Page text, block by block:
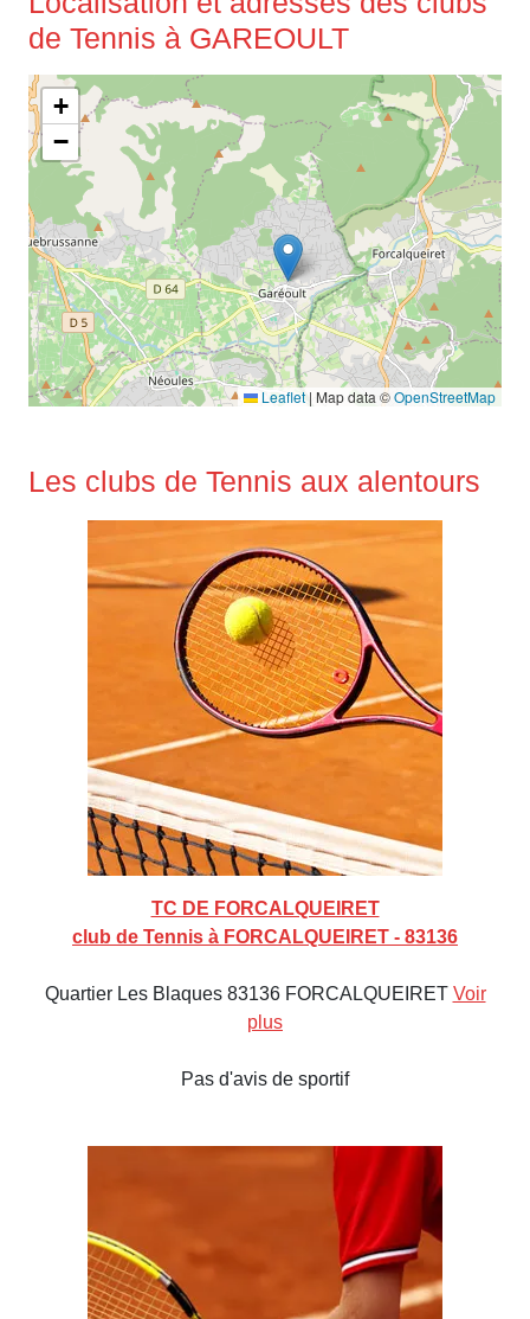
de Tennis à GAREOULT
+
−
Leaflet | Map data ©OpenStreetMap
Les clubs de Tennis aux alentours
TC DE FORCALQUEIRET
club de Tennis à FORCALQUEIRET - 83136
Quartier Les Blaques 83136 FORCALQUEIRET Voir
plus
Pas d'avis de sportif